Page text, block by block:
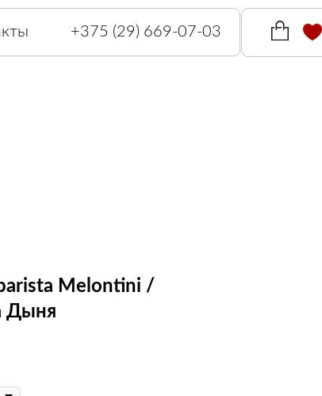
+375 (29) 669-07-03
Melontini /
Дыня